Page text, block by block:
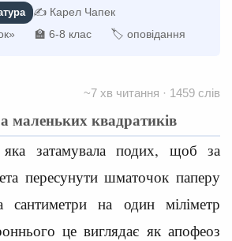
✍️ Карел Чапек
🏫 6-8 клас 🏷 оповідання
~7 хв читання · 1459 слів
маленьких квадратиків
затамувала подих, щоб за
пересунути шматочок паперу
на один міліметр
це виглядає як апофеоз